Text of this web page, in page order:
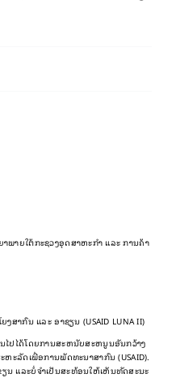
ພາຍໃຕ້ກະຊວງອຸດສາຫະກຳ ແລະ ການຄ້າ
າກົນ ແລະ ອາຊຽນ (USAID LUNA II)
ໄປ​ໄດ້​ໂດຍ​ການ​ສະ​ຫນັບ​ສະ​ຫນູນ​ອັນ​ກວ້າງ​
ຫະ​ລັດ​ເພື່ອ​ການ​ພັດ​ທະ​ນາ​ສາ​ກົນ (USAID).
ນ ແລະບໍ່ຈໍາເປັນສະທ້ອນໃຫ້ເຫັນທັດສະນະ